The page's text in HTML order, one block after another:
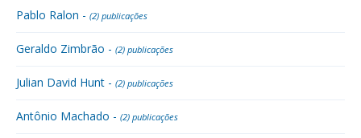
Pablo Ralon - (2) publicações
Geraldo Zimbrão - (2) publicações
Julian David Hunt - (2) publicações
Antônio Machado - (2) publicações